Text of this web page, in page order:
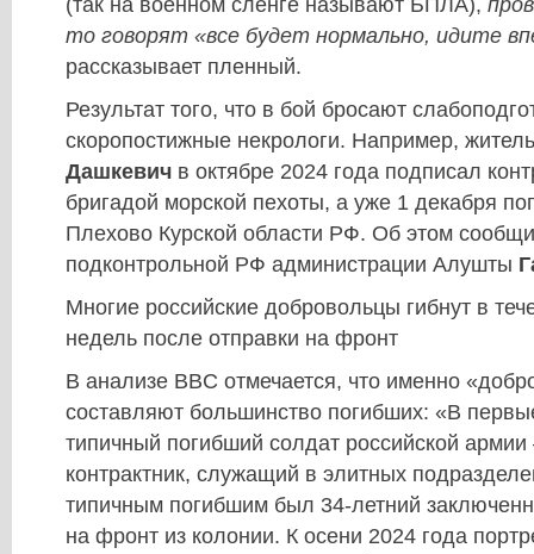
(так на военном сленге называют БПЛА),
то говорят «все будет нормально, идите
рассказывает пленный.
Результат того, что в бой бросают
скоропостижные некрологи. Например,
Дашкевич в октябре 2024 года подписал
бригадой морской пехоты, а уже 1 декабря
Плехово Курской области РФ. Об этом
подконтрольной РФ администрации Алушты
Многие российские добровольцы гибнут в
недель после отправки на фронт
В анализе BBC отмечается, что именно
составляют большинство погибших: «В
типичный погибший солдат российской армии
контрактник, служащий в элитных
типичным погибшим был 34-летний
на фронт из колонии. К осени 2024 года